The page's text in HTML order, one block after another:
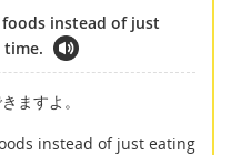
instead of just
time.
ますよ。
instead of just eating